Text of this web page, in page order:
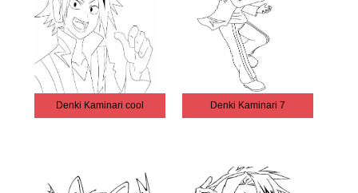
Denki Kaminari cool Denki Kaminari 7